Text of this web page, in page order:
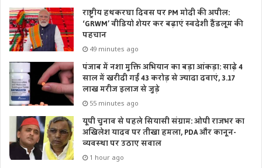
राष्ट्रीय हथकरघा दिवस पर PM मोदी की अपील:
‘GRWM’ वीडियो शेयर कर बढ़ाएं स्वदेशी हैंडलूम की
पहचान
49 minutes ago
पंजाब में नशा मुक्ति अभियान का बड़ा आंकड़ा: साढ़े 4
साल में खरीदी गईं 43 करोड़ से ज्यादा दवाएं, 3.17
लाख मरीज इलाज से जुड़े
55 minutes ago
यूपी चुनाव से पहले सियासी संग्राम: ओपी राजभर का
अखिलेश यादव पर तीखा हमला, PDA और कानून-
व्यवस्था पर उठाए सवाल
1 hour ago